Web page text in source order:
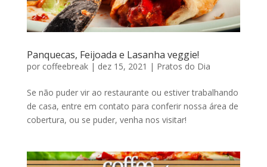
Panquecas, Feijoada e Lasanha veggie!
por coffeebreak| dez 15, 2021 | Pratos do Dia
Se não puder vir ao restaurante ou estiver trabalhando
de casa, entre em contato para conferir nossa área de
cobertura, ou se puder, venha nos visitar!